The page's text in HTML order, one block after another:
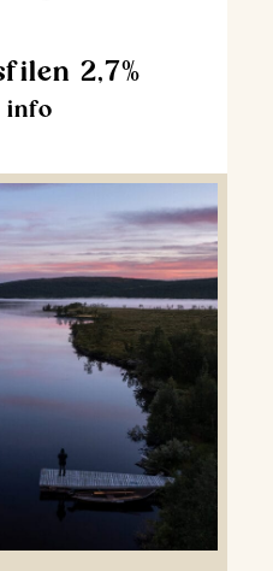
2,7%
info